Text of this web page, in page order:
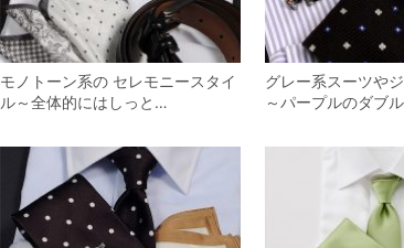
モノトーン系の セレモニースタイ
ル～全体的にはしっと…
グレー系スーツや
～パープルのダブ